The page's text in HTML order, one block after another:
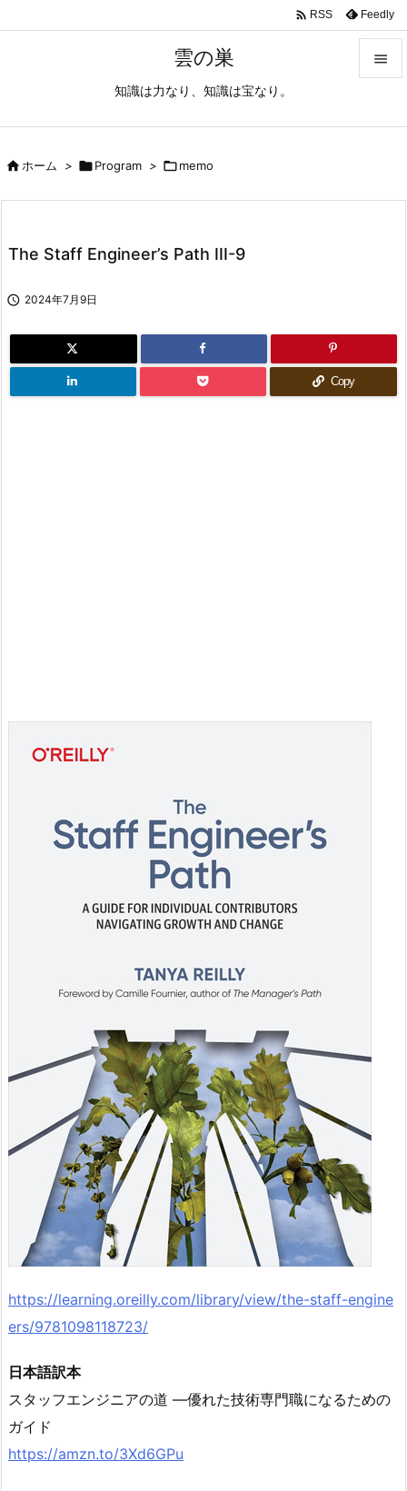
雲の巣
知識は力なり、知識は宝なり。

 RSS Feedly
ホーム > Program > memo
The Staff Engineer’s Path III-9
 2024年7月9日
Copy
https://learning.oreilly.com/library/view/the-staff-engine
ers/9781098118723/
日本語訳本
スタッフエンジニアの道 ―優れた技術専門職になるための
ガイド
https://amzn.to/3Xd6GPu